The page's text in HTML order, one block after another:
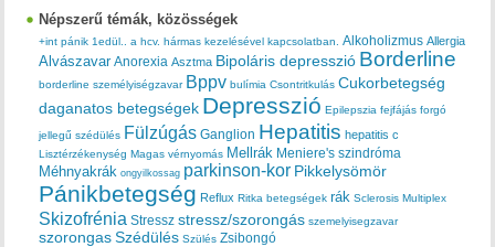
Népszerű témák, közösségek
+int pánik 1edül.. a hcv. hármas kezelésével kapcsolatban. Alkoholizmus Allergia
Alvászavar Anorexia Asztma Bipoláris depresszió Borderline
borderline személyiségzavar Bppv bulímia Csontritkulás Cukorbetegség
daganatos betegségek Depresszió Epilepszia fejfájás forgó
jellegű szédülés Fülzúgás Ganglion Hepatitis hepatitis c
Lisztérzékenység Magas vérnyomás Mellrák Meniere's szindróma
Méhnyakrák ongyilkossag parkinson-kor Pikkelysömör
Pánikbetegség Reflux Ritka betegségek rák Sclerosis Multiplex
Skizofrénia Stressz stressz/szorongás szemelyisegzavar
szorongas Szédülés Szülés Zsibongó